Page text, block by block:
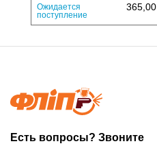
Ожидается
поступление
365,00
Есть вопросы? Звоните